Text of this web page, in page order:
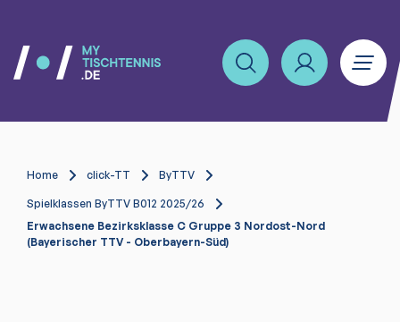
Home click-TT ByTTV
Spielklassen ByTTV B012 2025/26
Erwachsene Bezirksklasse C Gruppe 3 Nordost-Nord
(Bayerischer TTV - Oberbayern-Süd)